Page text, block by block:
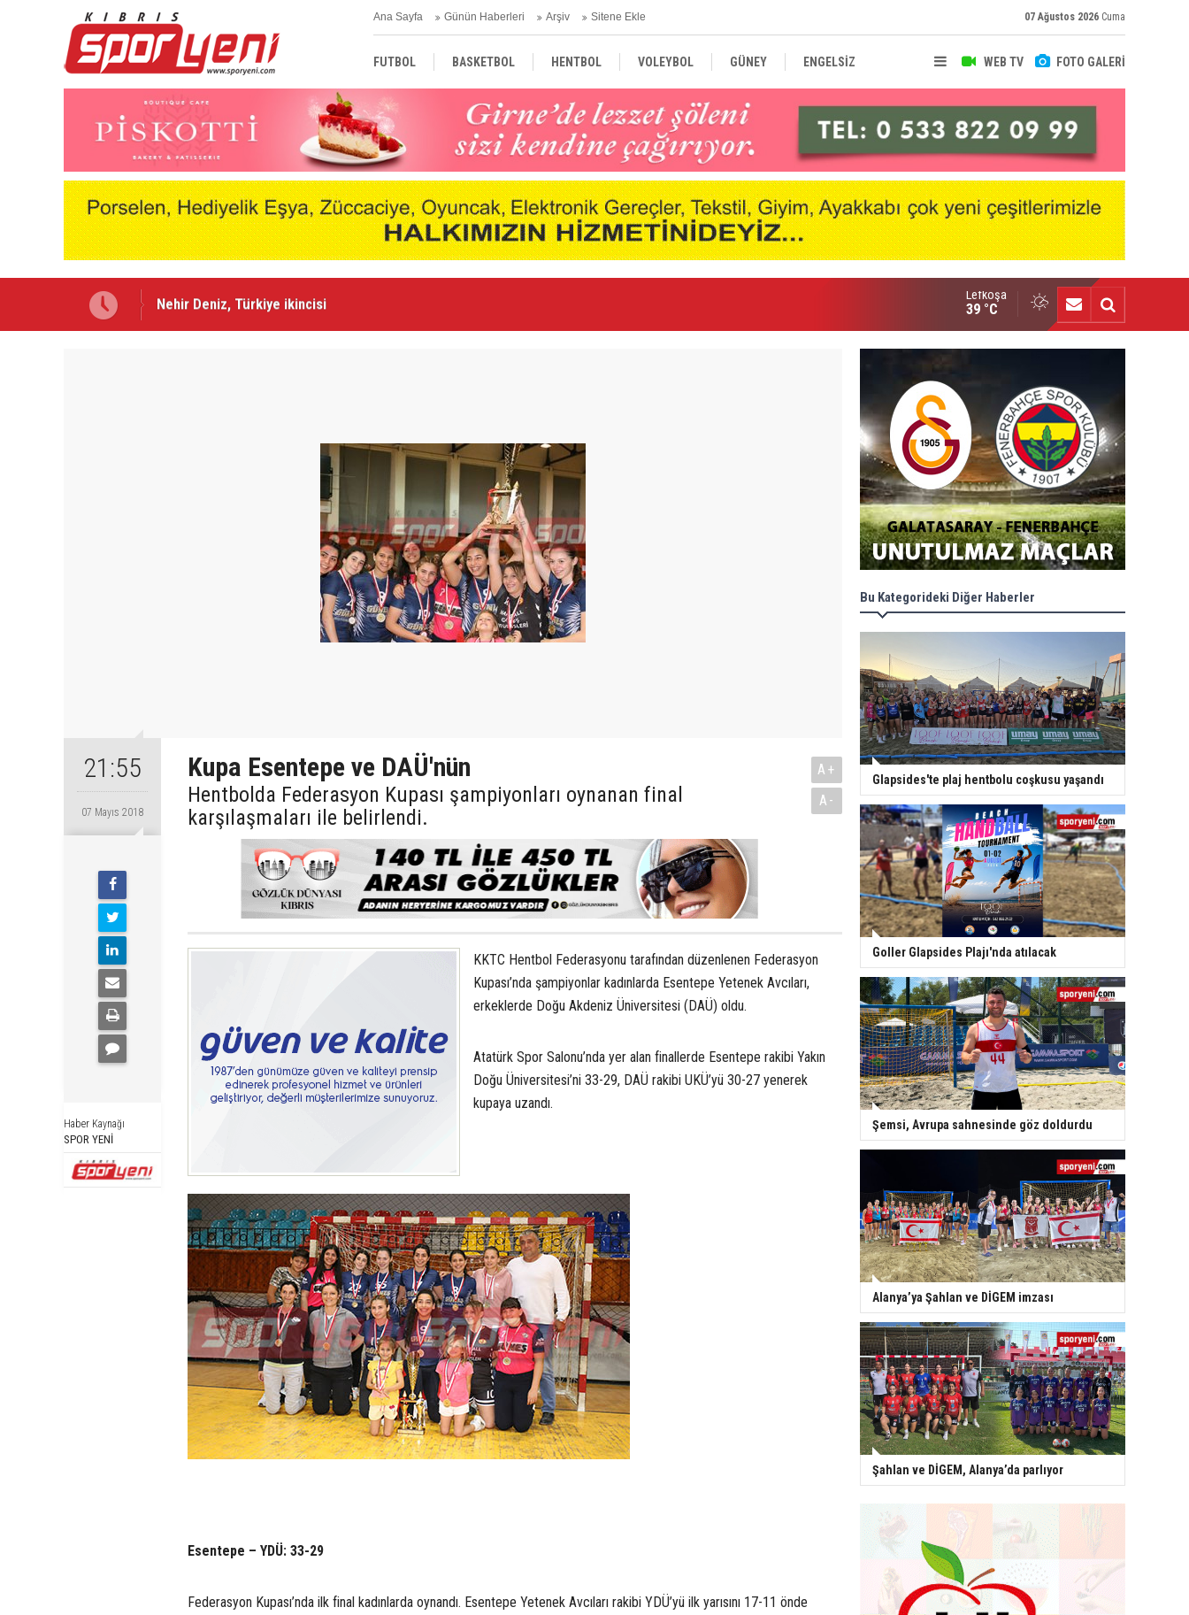
Ana Sayfa Günün Haberleri Arşiv Sitene Ekle 07 Ağustos 2026 Cuma
WEB TV FOTO GALERİ
FUTBOL BASKETBOL HENTBOL VOLEYBOL GÜNEY ENGELSİZ
TÜRKİYE AVRUPA DÜNYA
Lefke'de Levent Eriş dönemi “Kıbrıs’ta kemeri kazanan üçüncü kişiyim”
Lefkoşa
39 °C
21:55
07 Mayıs 2018
Haber Kaynağı
SPOR YENİ
Kupa Esentepe ve DAÜ'nün
Hentbolda Federasyon Kupası şampiyonları oynanan final
karşılaşmaları ile belirlendi.
A+
A-
KKTC Hentbol Federasyonu tarafından düzenlenen Federasyon
Kupası’nda şampiyonlar kadınlarda Esentepe Yetenek Avcıları,
erkeklerde Doğu Akdeniz Üniversitesi (DAÜ) oldu.
Atatürk Spor Salonu’nda yer alan finallerde Esentepe rakibi Yakın
Doğu Üniversitesi’ni 33-29, DAÜ rakibi UKÜ’yü 30-27 yenerek
kupaya uzandı.
Esentepe – YDÜ: 33-29
Federasyon Kupası’nda ilk final kadınlarda oynandı. Esentepe Yetenek Avcıları rakibi YDÜ’yü ilk yarısını 17-11 önde
Bu Kategorideki Diğer Haberler
Glapsides'te plaj hentbolu coşkusu yaşandı
Goller Glapsides Plajı'nda atılacak
Şemsi, Avrupa sahnesinde göz doldurdu
Alanya’ya Şahlan ve DİGEM imzası
Şahlan ve DİGEM, Alanya’da parlıyor